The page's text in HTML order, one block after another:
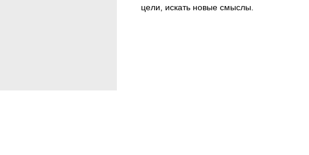
цели, искать новые смыслы.